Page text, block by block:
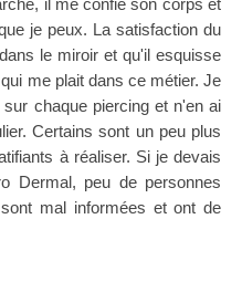
il me confie son corps et
je peux. La satisfaction du
le miroir et qu'il esquisse
me plait dans ce métier. Je
chaque piercing et n'en ai
Certains sont un peu plus
à réaliser. Si je devais
Dermal, peu de personnes
mal informées et ont de